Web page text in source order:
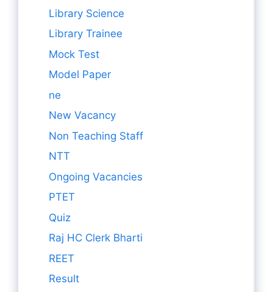
Library Science
Library Trainee
Mock Test
Model Paper
ne
New Vacancy
Non Teaching Staff
NTT
Ongoing Vacancies
PTET
Quiz
Raj HC Clerk Bharti
REET
Result